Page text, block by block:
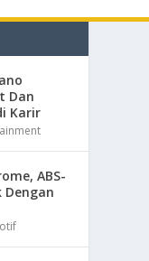
Dan
Karir
ABS-
Dengan